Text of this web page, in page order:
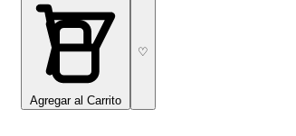
Agregar al Carrito
♡